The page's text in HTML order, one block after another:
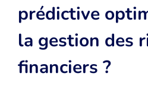
prédictive
la gestion des
financiers ?